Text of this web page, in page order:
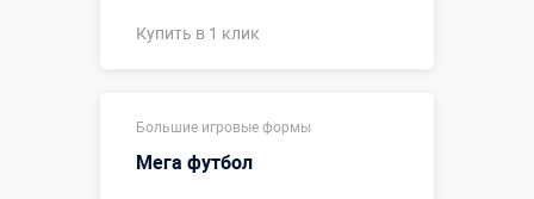
Купить в 1 клик
Размеры, м:
0,65 м
Больше деталей →
Большие игровые формы
Мега футбол